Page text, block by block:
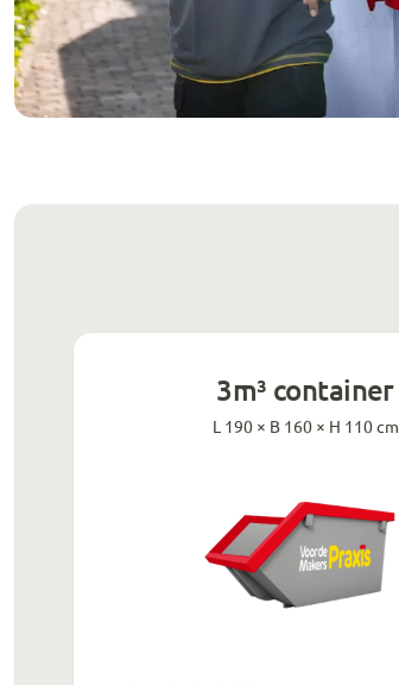
3m³ container
L 190 × B 160 × H 110 cm